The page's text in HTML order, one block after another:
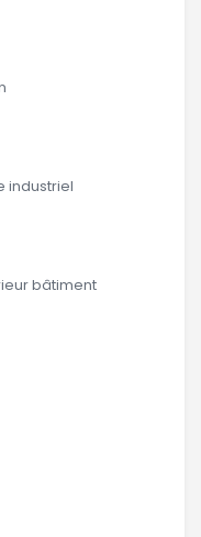
industriel
bâtiment